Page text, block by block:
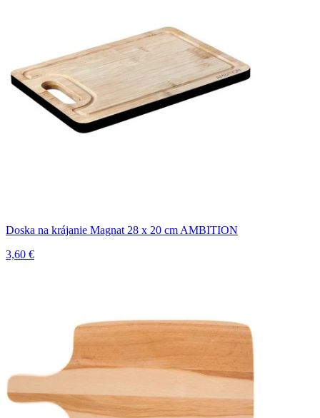
Doska na krájanie Magnat 28 x 20 cm AMBITION
3,60 €